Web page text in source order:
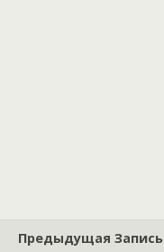
Предыдущая Запись